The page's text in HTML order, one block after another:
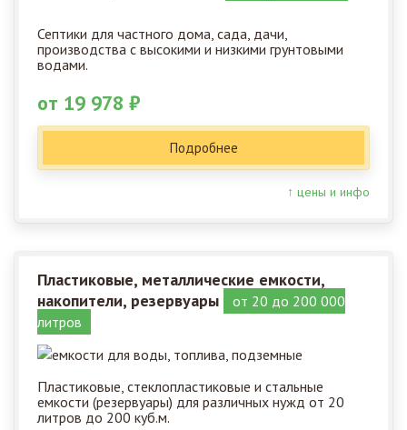
Септики для частного дома, сада, дачи,
производства с высокими и низкими грунтовыми
водами.
от 19 978 ₽
Подробнее
↑ цены и инфо
Пластиковые, металлические емкости,
накопители, резервуары
от 20 до 200 000
литров
Пластиковые, стеклопластиковые и стальные
емкости (резервуары) для различных нужд от 20
литров до 200 куб.м.